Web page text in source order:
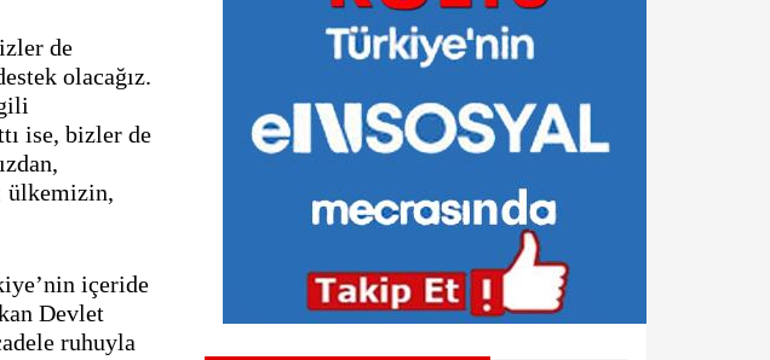
de
olacağız.
ise, bizler de
ülkemizin,
içeride
Devlet
ruhuyla